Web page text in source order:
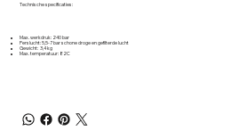
Technische specificaties:
Max. werkdruk: 240 bar
Perslucht: 5,5-7 bar schone droge en gefilterde lucht
Gewicht: 3,4 kg
Max. temperatuur: 82C